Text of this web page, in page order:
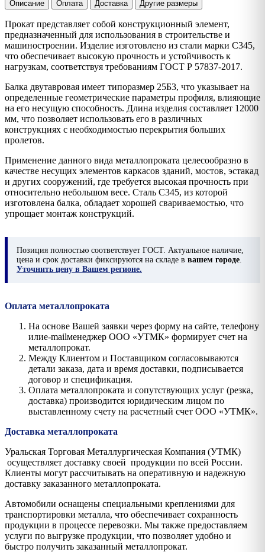
Описание Оплата Доставка Другие размеры
Прокат представляет собой конструкционный элемент,
предназначенный для использования в строительстве и
машиностроении. Изделие изготовлено из стали марки С345,
что обеспечивает высокую прочность и устойчивость к
нагрузкам, соответствуя требованиям ГОСТ Р 57837-2017.
Балка двутавровая имеет типоразмер 25Б3, что указывает на
определенные геометрические параметры профиля, влияющие
на его несущую способность. Длина изделия составляет 12000
мм, что позволяет использовать его в различных
конструкциях с необходимостью перекрытия больших
пролетов.
Применение данного вида металлопроката целесообразно в
качестве несущих элементов каркасов зданий, мостов, эстакад
и других сооружений, где требуется высокая прочность при
относительно небольшом весе. Сталь С345, из которой
изготовлена балка, обладает хорошей свариваемостью, что
упрощает монтаж конструкций.
Позиция полностью соответствует ГОСТ. Актуальное наличие,
цена и срок доставки фиксируются на складе в вашем городе
Уточнить цену в Вашем регионе.
Оплата металлопроката
На основе Вашей заявки через форму на сайте, телефону
илиe-mailменеджер ООО «УТМК» формирует счет на
металлопрокат.
Между Клиентом и Поставщиком согласовываются
детали заказа, дата и время доставки, подписывается
договор и спецификация.
Оплата металлопроката и сопутствующих услуг (резка,
доставка) производится юридическим лицом по
выставленному счету на расчетный счет ООО «УТМК».
Доставка металлопроката
Уральская Торговая Металлургическая Компания (УТМК)
осуществляет доставку своей продукции по всей России.
Клиенты могут рассчитывать на оперативную и надежную
доставку заказанного металлопроката.
Автомобили оснащены специальными креплениями для
транспортировки металла, что обеспечивает сохранность
продукции в процессе перевозки. Мы также предоставляем
услуги по выгрузке продукции, что позволяет удобно и
быстро получить заказанный металлопрокат.